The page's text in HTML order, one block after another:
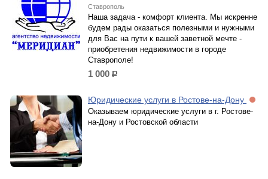
Ставрополь
Наша задача - комфорт клиента. Мы искренне
будем рады оказаться полезными и нужными
для Вас на пути к вашей заветной мечте -
приобретения недвижимости в городе
Ставрополе!
1 000 р.
Юридические услуги в Ростове-на-Дону
Оказываем юридические услуги в г. Ростове-
на-Дону и Ростовской области